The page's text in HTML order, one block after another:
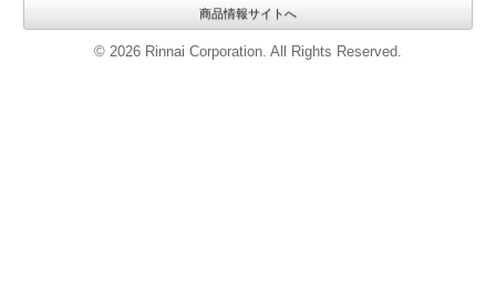
商品情報サイトへ
© 2026 Rinnai Corporation. All Rights Reserved.